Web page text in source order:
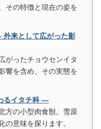
その特徴と現在の姿を
来として広がった影
がったチョウセンイタ
響を含め、その実態を
るイタチ科 ―
方の小型肉食獣。雪原
の意味を探ります。